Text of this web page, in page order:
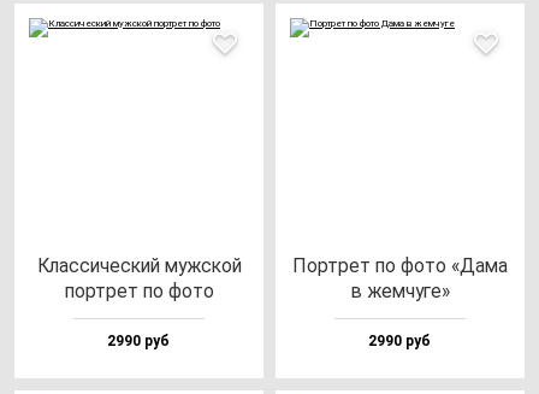
Клас­си­чес­кий муж­ской
пор­трет по фо­то
2990 руб
Пор­трет по фо­то «Дама
в жем­чу­ге»
2990 руб